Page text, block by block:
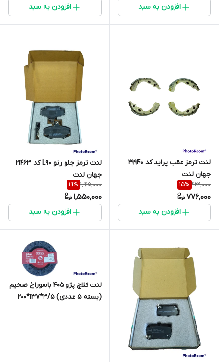
افزودن به سبد افزودن به سبد
لنت ترمز عقب پراید کد 29940
جهان لنت
922,000
15%
776,000
افزودن به سبد
لنت ترمز جلو رنو L90 کد 21463
جهان لنت
1,915,000
19%
1,550,000
افزودن به سبد
لنت کلاچ پژو 405 باسوراخ ضخیم
(بسته 5 عددی) 3/5*137*200